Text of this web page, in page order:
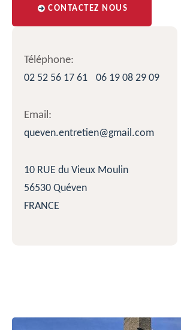
CONTACTEZ NOUS
Téléphone:
02 52 56 17 61
06 19 08 29 09
Email:
queven.entretien@gmail.com
10 RUE du Vieux Moulin
56530 Quéven
FRANCE